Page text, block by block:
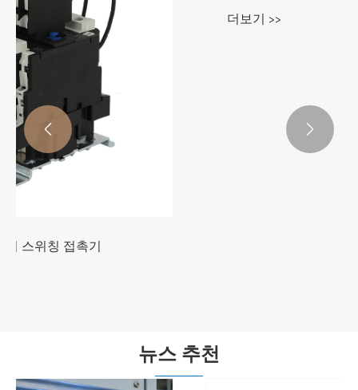
JKFG-12 12 PV 루프 APFC 자동 전력 계수 컨트
 
뉴스 추천